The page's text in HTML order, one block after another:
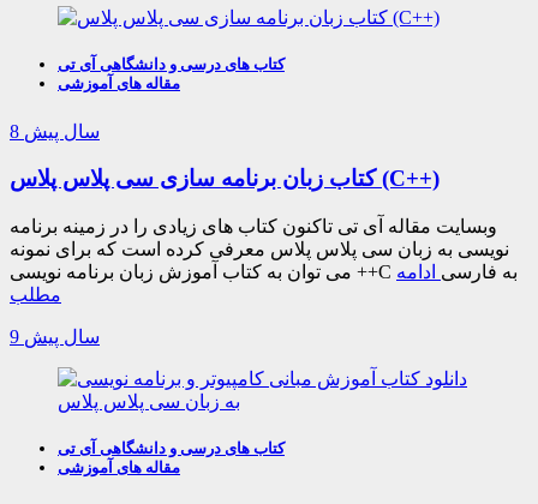
کتاب های درسی و دانشگاهی آی تی
مقاله های آموزشی
8 سال پیش
کتاب زبان برنامه سازی سی پلاس پلاس (C++)
وبسایت مقاله آی تی تاکنون کتاب های زیادی را در زمینه برنامه
نویسی به زبان سی پلاس پلاس معرفی کرده است که برای نمونه
می توان به کتاب آموزش زبان برنامه نویسی ++C به فارسی ادامه
مطلب
9 سال پیش
کتاب های درسی و دانشگاهی آی تی
مقاله های آموزشی